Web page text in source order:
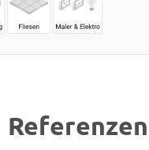
Referenzen